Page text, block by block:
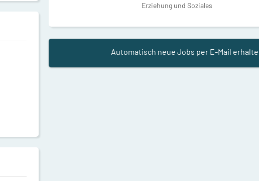
Erziehung und Soziales
Automatisch neue Jobs per E-Mail